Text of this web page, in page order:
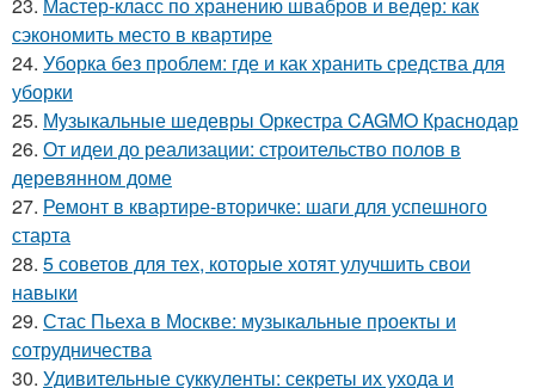
23. Мастер-класс по хранению швабров и ведер: как
сэкономить место в квартире
24. Уборка без проблем: где и как хранить средства для
уборки
25. Музыкальные шедевры Оркестра CAGMO Краснодар
26. От идеи до реализации: строительство полов в
деревянном доме
27. Ремонт в квартире-вторичке: шаги для успешного
старта
28. 5 советов для тех, которые хотят улучшить свои
навыки
29. Стас Пьеха в Москве: музыкальные проекты и
сотрудничества
30. Удивительные суккуленты: секреты их ухода и